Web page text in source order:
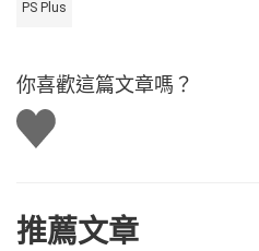
PS Plus
你喜歡這篇文章嗎？
讚
推薦文章